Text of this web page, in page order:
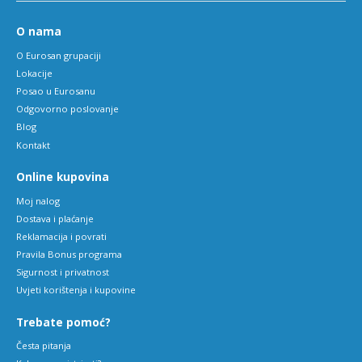
O nama
O Eurosan grupaciji
Lokacije
Posao u Eurosanu
Odgovorno poslovanje
Blog
Kontakt
Online kupovina
Moj nalog
Dostava i plaćanje
Reklamacija i povrati
Pravila Bonus programa
Sigurnost i privatnost
Uvjeti korištenja i kupovine
Trebate pomoć?
Česta pitanja